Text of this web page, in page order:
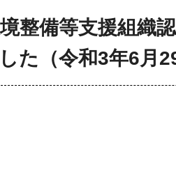
備等支援組織
た（令和3年6月29